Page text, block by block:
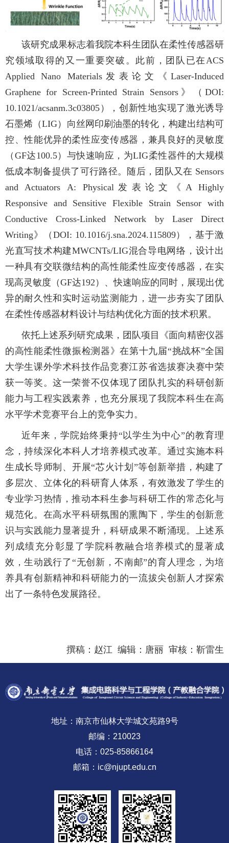
该研究成果标志着我院本科生团队在柔性传感器研
究领域取得的又一重要突破。此前，团队已在ACS
Applied Nano Materials发表论文《 Laser-Induced
Graphene for Screen-Printed Strain Sensors》（DOI:
10.1021/acsanm.3c03805 ），创新性地实现了激光诱导
石墨烯（LIG）向丝网印刷油墨的转化，构建出结构可
控、性能优异的柔性应变传感器，兼具良好的灵敏度
（ GF达100.5）与快速响应，为LIG柔性器件的大规模
低成本制备提供了可行路径。随后，团队又在 Sensors
and Actuators A: Physical发表论文《 A Highly
Responsive and Sensitive Flexible Strain Sensor with
Conductive Cross-Linked Network by Laser Direct
Writing 》（ DOI: 10.1016/j.sna.2024.115809），基于激
光直写技术构建MWCNTs/LIG混合导电网络，设计出
一种具有交联微结构的高性能柔性应变传感器，在实
现高灵敏度（GF达192 ）、快速响应的同时，展现出优
异的耐久性和实时运动监测能力，进一步夯实了团队
在柔性传感器材料设计与结构优化方面的技术积累。
依托上述系列研究成果，团队项目《面向精密仪器
的高性能柔性微振检测器》在第十九届“挑战杯”全国
大学生课外学术科技作品竞赛江苏省选拔赛决赛中荣
获一等奖。这一荣誉不仅体现了团队扎实的科研创新
能力与工程实践素养，也充分展现了我院本科生在高
水平学术竞赛平台上的竞争实力。
近年来，学院始终秉持“以学生为中心”的教育理
念，持续深化本科人才培养模式改革。通过实施本科
生成长导师制、开展“芯火计划 ”等创新举措，构建了
多层次、立体化的科研育人体系，有效激发了学生的
专业学习热情，推动本科生参与科研工作的常态化与
规范化。在高水平科研氛围的熏陶下，学生的创新意
识与实践能力显著提升，科研成果不断涌现。上述系
列成绩充分彰显了学院科教融合培养模式的显著成
效，生动践行了 “无创新，不南邮”的育人理念，为培
养具有创新精神和科研能力的一流拔尖创新人才探索
出了一条特色发展路径。
撰稿：赵江 编辑：唐丽 审核：靳雷生
地址：南京市仙林大学城文苑路9号
邮编：210023
电话：025-85866164
邮箱：ic@njupt.edu.cn